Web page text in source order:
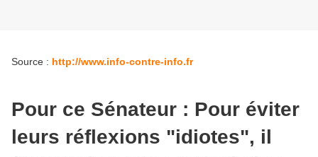
Source : http://www.info-contre-info.fr
Pour ce Sénateur : Pour éviter
leurs réflexions "idiotes", il